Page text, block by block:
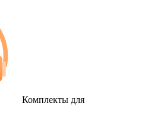
Комплекты для